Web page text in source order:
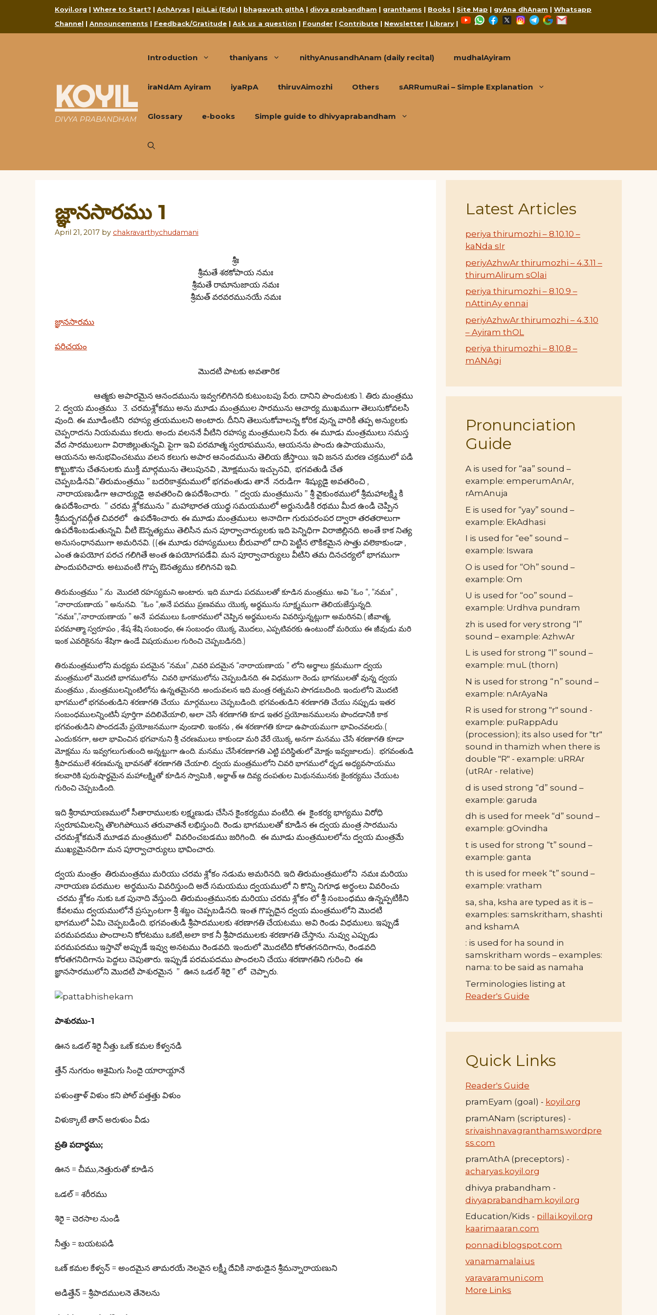
Koyil.org | Where to Start? | AchAryas | piLLai (Edu) | bhagavath gIthA | divya prabandham | granthams | Books | Site Map | gyAna dhAnam | Whatsapp
Channel | Announcements | Feedback/Gratitude | Ask us a question | Founder | Contribute | Newsletter | Library |
YouTubeWhatsApp
Facebook
X Instagram
Telegram
Google
KOYIL
DIVYA PRABANDHAM
Introduction thaniyans nithyAnusandhAnam (daily recital) mudhalAyiram
iraNdAm Ayiram iyaRpA thiruvAimozhi Others sARRumuRai – Simple Explanation
Glossary e-books Simple guide to dhivyaprabandham
జ్ఞానసారము 1
April 21, 2017 by chakravarthychudamani
శ్రీః
శ్రీమతే శఠకోపాయ నమః
శ్రీమతే రామానుజాయ నమః
శ్రీమత్ వరవరమునయే నమః
జ్ఞానసారము
పరిచయం
మొదటి పాటకు అవతారిక
ఆత్మకు అపారమైన ఆనందమును ఇవ్వగలిగినది కుటుంబపు పేరు. దానిని పొందుటకు 1. తిరు మంత్రము
2. ద్వయ మంత్రము 3. చరమశ్లోకము అను మూడు మంత్రముల సారమును ఆచార్య ముఖముగా తెలుసుకోవలసి
వుంది. ఈ మూడింటిని రహస్య త్రయములని అంటారు. దీనిని తెలుసుకోవాలన్న కోరిక వున్న వారికి తప్ప అన్యులకు
చెప్పరాదను నియమము కలదు. అందు వలననే వీటిని రహస్య మంత్రములని పేరు. ఈ మూడు మంత్రములు సమస్త
వేద సారములుగా విరాజిల్లుతున్నవి. పైగా ఇవి పరమాత్మ స్వరూపమును, ఆయనను పొందు ఉపాయమును,
ఆయనను అనుభవించటము వలన కలుగు అపార ఆనందమును తెలియ జేస్తాయి. ఇవి జనన మరణ చక్రములో పడి
కొట్టుకొను చేతనులకు ముక్తి మార్గమును తెలుపునవి , మోక్షమును ఇచ్చునవి, భగవతుడి చేత
చెప్పబడినవి.”తిరుమంత్రము ” బదరికాశ్రమములో భగవంతుడు తానే నరుడిగా శిష్యుడై అవతరించి ,
నారాయణుడిగా ఆచార్యుడై అవతరించి ఉపదేశించారు. ” ద్వయ మంత్రమును ” శ్రీ వైకుంఠములో శ్రీమహాలక్ష్మి కి
ఉపదేశించారు. ” చరమ శ్లోకమును ” మహాభారత యుధ్ధ సమయములో అర్జునుడికి రథము మీద ఉండి చెప్పిన
శ్రీమద్భగవద్గీత చివరలో ఉపదేశించారు. ఈ మూడు మంత్రములు అనాదిగా గురుపరంపర ద్వారా తరతరాలుగా
ఉపదేశింబడుతున్నవి. వీటి ఔన్నత్యము తెలిసిన మన పూర్వాచార్యులకు ఇది పెన్నిధిగా విరాజిల్లినది. అంతే కాక నిత్య
అనుసంధానముగా అమరినవి. ((ఈ మూడు రహస్యములు బీరువాలో దాచి పెట్టిన లౌకికమైన సొత్తు వలెకాకుండా ,
ఎంత ఉపయోగ పరచ గలిగితే అంత ఉపయోగపడేవి. మన పూర్వాచార్యులు వీటిని తమ దినచర్యలో భాగముగా
పొందుపరిచారు. అటువంటి గొప్ప ఔనత్యము కలిగినవి ఇవి.
తిరుమంత్రము ” ను మొదటి రహస్యమని అంటారు. ఇది మూడు పదములతో కూడిన మంత్రము. అవి “ఓం “, “నమః” ,
“నారాయణాయ ” అనునవి. “ఓం “,అనే పదము ప్రణవము యొక్క అర్థమును సూక్ష్మముగా తెలియజేస్తున్నది.
“నమః”,”నారాయణాయ ” అనే పదములు ఓంకారములో చెప్పిన అర్థములను వివరిస్తున్నట్లుగా అమరినవి.( జీవాత్మ,
పరమాత్మా స్వరూపం , శేష శేషి సంబంధం, ఈ సంబంధం యొక్క మొదలు, ఎప్పటివరకు ఉంటుందో మరియు ఈ జీవుడు మరి
ఇంక ఎవరికైనను శేషిగా ఉండే విషయముల గురించి చెప్పబడినది.)
తిరుమంత్రములోని మధ్యమ పదమైన “నమః” ,చివరి పదమైన “నారాయణాయ ” లోని అర్థాలు క్రమముగా ద్వయ
మంత్రములో మొదటి భాగములోను చివరి భాగములోను చెప్పబడినది. ఈ విధముగా రెండు భాగములతో వున్న ద్వయ
మంత్రము , మంత్రములన్నింటిలోను ఉన్నతమైనది .అందువలన ఇది మంత్ర రత్నమని పొగడబదింది. ఇందులోని మొదటి
భాగములో భగవంతుడిని శరణాగతి చేయు మార్గములు చెప్పబడింది. భగవంతుడిని శరణాగతి చేయు నప్పుడు ఇతర
సంబంధములన్నింటినీ పూర్తిగా వదిలివేయాలి, అలా చెసే శరణాగతి కూడ ఇతర ప్రయోజనములను పొందడానికి కాక
భగవంతుడిని పొందడమే ప్రయోజనముగా వుండాలి. ఇంకను , ఈ శరణాగతి కూడా ఉపాయముగా భావించవలదు.(
ఎందుకనగా, అలా భావించిన భగవానుని శ్రీ చరణములు కాకుండా మరి వేరే యొక్క అనగా మనము చేసే శరణాగతి కూడా
మోక్షము ను ఇవ్వగలుగుతుంది అన్నట్టుగా ఉంది. మనము చేసేశరణాగతి ఎట్టి పరిస్థితులో మోక్షం ఇవ్వజాలదు). భగవంతుడి
శ్రీపాదములే శరణమన్న భావనతో శరణాగతి చేయాలి. ద్వయ మంత్రములోని చివరి భాగములో ధృడ అధ్యవసాయము
కలవారికి పురుషార్థమైన మహాలక్ష్మితో కూడిన స్వామికి , అర్థాత్ ఆ దివ్య దంపతుల మిథునమునకు కైంకర్యము చేయుట
గురించి చెప్పబడింది.
ఇది శ్రీరామాయణములో సీతారాములకు లక్ష్మణుడు చేసిన కైంకర్యము వంటిది. ఈ కైంకర్య భాగ్యము విరోధి
స్వరూపమిలన్ని తొలగిపోయిన తరువాతనే లభిస్తుంది. రెండు భాగములతో కూడిన ఈ ద్వయ మంత్ర సారమును
చరమశ్లోకమనే మూడవ మంత్రములో వివరించబడము జరిగింది. ఈ మూడు మంత్రములలోను ద్వయ మంత్రమే
ముఖ్యమైనదిగా మన పూర్వాచార్యులు భావించారు.
ద్వయ మంత్రం తిరుమంత్రము మరియు చరమ శ్లోకం నడుమ అమరినది. ఇది తిరుమంత్రములోని నమః మరియు
నారాయణ పదముల అర్థమును వివరిస్తుంది అదే సమయము ద్వయములో ని కొన్ని నిగూఢ అర్థంలు వివరించు
చరమ శ్లోకం నుకు ఒక పునాది వేస్తుంది. తిరుమంత్రమునకు మరియు చరమ శ్లోకం లో శ్రీ సంబంధము ఉన్నప్పటికిని
కేవలము ద్వయములోనే ప్రస్ఫుంటగా శ్రీ శబ్దం చెప్పబడినది. ఇంత గొప్పదైన ద్వయ మంత్రములోని మొదటి
భాగములో ఏమి చెప్పబడింది. భగవంతుడి శ్రీపాదములకు శరణాగతి చేయటము. అవి రెండు విధములు. ఇప్పుడే
పరమపదము పొందాలని కోరటము ఒకటి,అలా కాక నీ శ్రీపాదములకు శరణాగతి చేస్తాను. నువ్వు ఎప్పుడు
పరమపదము ఇస్తావో అప్పుడే ఇవ్వు అనటము రెండవది. ఇందులో మొదటిది కోరతగనదిగాను, రెండవది
కోరతగనిదిగాను పెద్దలు చెపుతారు. ఇప్పుడే పరమపదము పొందలని చేయు శరణాగతిని గురించి ఈ
జ్ఞానసారములోని మొదటి పాశురమైన ” ఊన ఒడల్ శిరై ” లో చెప్పారు.
పాశురము-1
ఊన ఒడల్ శిరై నీత్తు ఒణ్ కమల కేళ్వనడి
త్తేన్ నుగరుం ఆశైమిగు సిందై యారాయ్దానే
పళుంత్తాళ్ విళుం కని పోల్ పత్తత్తు విళుం
విళుక్కాటే తాన్ అరుళుం వీడు
ప్రతి పదార్థము;
ఊన = చీము,నెత్తురుతో కూడిన
ఒడల్ = శరీరము
శిరై = చెరసాల నుండి
నీత్తు = బయటపడి
ఒణ్ కమల కేళ్వన్ = అందమైన తామరయే నెలవైన లక్ష్మీ దేవికి నాథుడైన శ్రీమన్నారాయణుని
అడిత్తేన్ = శ్రీపాదములనె తేనెలను
Latest Articles
periya thirumozhi – 8.10.10 –
kaNda sIr
periyAzhwAr thirumozhi – 4.3.11 –
thirumAlirum sOlai
periya thirumozhi – 8.10.9 –
nAttinAy ennai
periyAzhwAr thirumozhi – 4.3.10
– Ayiram thOL
periya thirumozhi – 8.10.8 –
mANAgi
Pronunciation
Guide
A is used for “aa” sound –
example: emperumAnAr,
rAmAnuja
E is used for “yay” sound –
example: EkAdhasi
I is used for “ee” sound –
example: Iswara
O is used for “Oh” sound –
example: Om
U is used for “oo” sound –
example: Urdhva pundram
zh is used for very strong “l”
sound – example: AzhwAr
L is used for strong “l” sound –
example: muL (thorn)
N is used for strong “n” sound –
example: nArAyaNa
R is used for strong "r" sound -
example: puRappAdu
(procession); its also used for "tr"
sound in thamizh when there is
double "R" - example: uRRAr
(utRAr - relative)
d is used strong “d” sound –
example: garuda
dh is used for meek “d” sound –
example: gOvindha
t is used for strong “t” sound –
example: ganta
th is used for meek “t” sound –
example: vratham
sa, sha, ksha are typed as it is –
examples: samskritham, shashti
and kshamA
: is used for ha sound in
samskritham words – examples:
nama: to be said as namaha
Terminologies listing at
Reader's Guide
Quick Links
Reader's Guide
pramEyam (goal) - koyil.org
pramANam (scriptures) -
srivaishnavagranthams.wordpre
ss.com
pramAthA (preceptors) -
acharyas.koyil.org
dhivya prabandham -
divyaprabandham.koyil.org
Education/Kids - pillai.koyil.org
kaarimaaran.com
ponnadi.blogspot.com
vanamamalai.us
varavaramuni.com
More Links